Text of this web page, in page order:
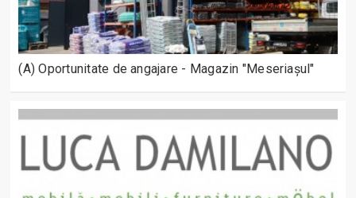
(A) Oportunitate de angajare - Magazin "Meseriașul"